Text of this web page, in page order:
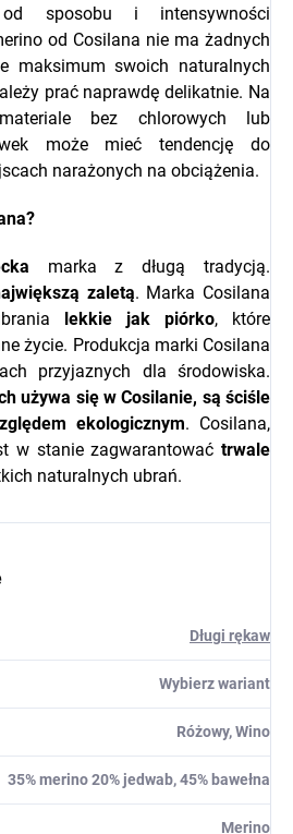
sposobu i intensywności
od Cosilana nie ma żadnych
maksimum swoich naturalnych
prać naprawdę delikatnie. Na
bez chlorowych lub
może mieć tendencję do
narażonych na obciążenia.
marka z długą tradycją.
zaletą. Marka Cosilana
lekkie jak piórko, które
życie. Produkcja marki Cosilana
przyjaznych dla środowiska.
używa się w Cosilanie, są ściśle
ekologicznym. Cosilana,
w stanie zagwarantować trwale
naturalnych ubrań.
Długi rękaw
Wybierz wariant
Różowy, Wino
35% merino 20% jedwab, 45% bawełna
Merino